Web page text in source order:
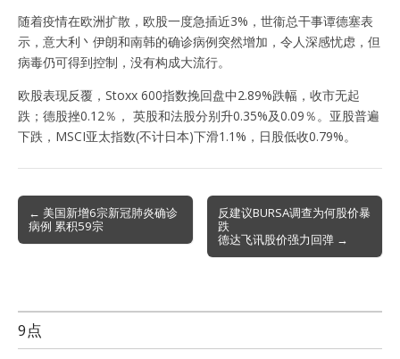
随着疫情在欧洲扩散，欧股一度急插近3%，世衞总干事谭德塞表
示，意大利丶伊朗和南韩的确诊病例突然增加，令人深感忧虑，但
病毒仍可得到控制，没有构成大流行。
欧股表现反覆，Stoxx 600指数挽回盘中2.89%跌幅，收市无起
跌；德股挫0.12％， 英股和法股分别升0.35%及0.09％。亚股普遍
下跌，MSCI亚太指数(不计日本)下滑1.1%，日股低收0.79%。
Post
navigation
← 美国新增6宗新冠肺炎确诊
病例 累积59宗
反建议BURSA调查为何股价暴
跌
德达飞讯股价强力回弹 →
9点